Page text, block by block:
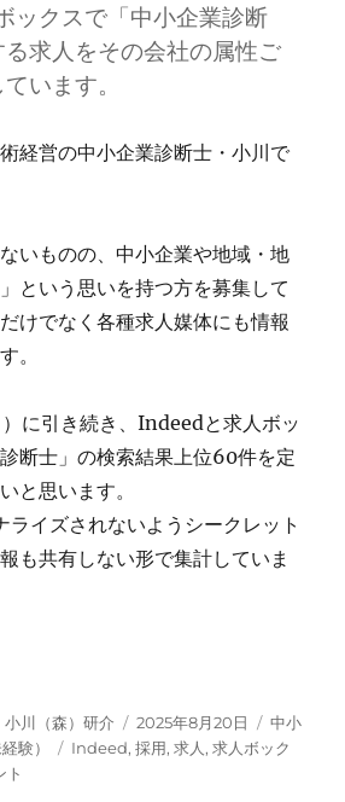
ックスで「中小企業診断
求人をその会社の属性ご
います。
経営の中小企業診断士・小川で
いものの、中小企業や地域・地
という思いを持つ方を募集して
けでなく各種求人媒体にも情報
。
に引き続き、Indeedと求人ボッ
断士」の検索結果上位60件を定
と思います。
ライズされないようシークレット
も共有しない形で集計していま
求人情報まとめ（2025年8月）” の
川（森）研介
投
稿
2025年8月20日
カ
テ
中小
験）
タ
Indeed,採用,求人 ,求人ボック
ト